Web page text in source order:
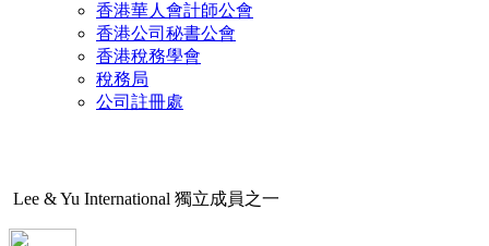
香港華人會計師公會
香港公司秘書公會
香港稅務學會
稅務局
公司註冊處
Lee & Yu International 獨立成員之一